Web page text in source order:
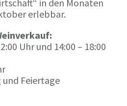
in den Monaten
erlebbar.
Uhr und 14:00 – 18:00
Feiertage